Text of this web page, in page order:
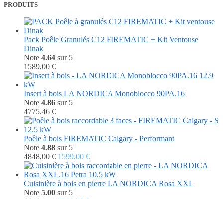
PRODUITS
Pack Poêle Granulés C12 FIREMATIC + Kit Ventouse
Dinak
Note 4.64 sur 5
1589,00 €
Insert à bois LA NORDICA Monoblocco 90PA.16
Note 4.86 sur 5
4775,46 €
Poêle à bois FIREMATIC Calgary - Performant
Note 4.88 sur 5
4848,00€ Le
prix
initial
était :
4848,00 €.
1599,00 €Le
prix
actuel
est :
Cuisinière à bois en pierre LA NORDICA Rosa XXL
Note 5.00 sur 5